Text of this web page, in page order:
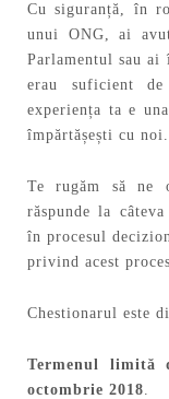
Cu siguranță, în
unui ONG, ai
Parlamentul sau
erau suficient
experiența ta e
împărtășești cu noi.
Te rugăm să ne
răspunde la
în procesul
privind acest proces.
Chestionarul este
Termenul limită
octombrie 2018